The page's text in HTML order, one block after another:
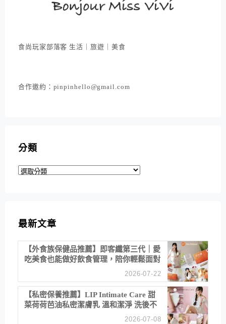
食尚玩家部落客 生活｜旅遊｜美食
合作邀約：pinpinhello@gmail.com
分類
分
最新文章
【外食族保健品推薦】即客纖第三代｜愛
吃美食也能做好飲食管理，陪你輕鬆面對
2026-07-22
【私密保養推薦】LIP Intimate Care 甜
菜荷荷芭油私密潔膚乳 溫和潔淨 洗後不
2026-07-08